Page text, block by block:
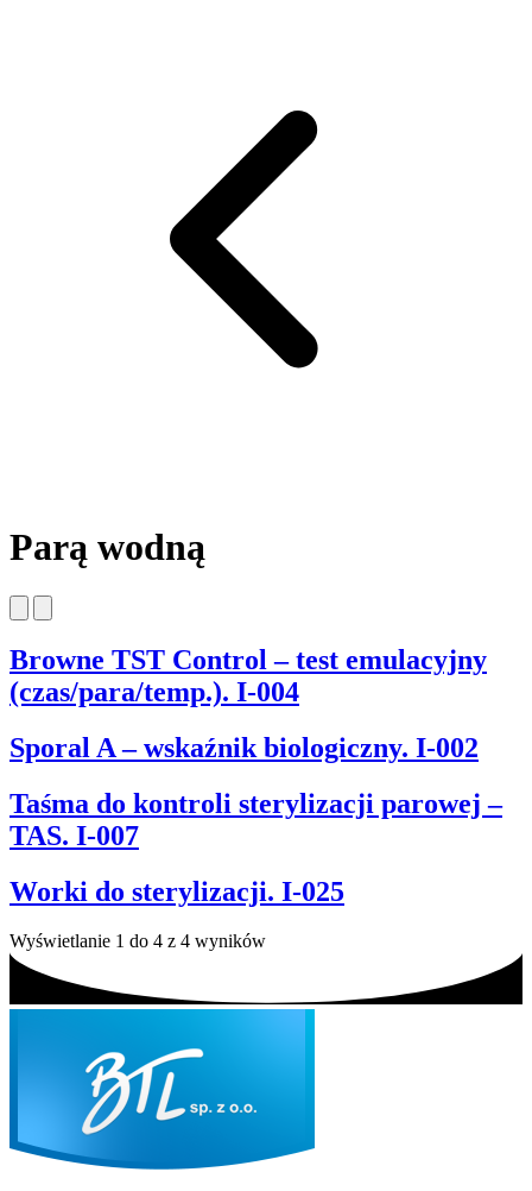
Parą wodną
Browne TST Control – test emulacyjny
(czas/para/temp.). I-004
Sporal A – wskaźnik biologiczny. I-002
Taśma do kontroli sterylizacji parowej –
TAS. I-007
Worki do sterylizacji. I-025
Wyświetlanie 1 do 4 z 4 wyników